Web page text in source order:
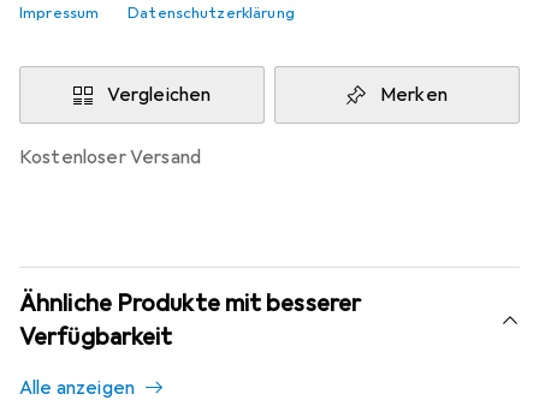
Impressum Datenschutzerklärung
In den Warenkorb
Vergleichen Merken
kostenloser Versand
Ähnliche Produkte mit besserer
Verfügbarkeit
Alle anzeigen